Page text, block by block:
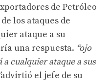
de Petróleo
los ataques de
ataque a su
una respuesta. “ojo
cualquier ataque a sus
advirtió el jefe de su